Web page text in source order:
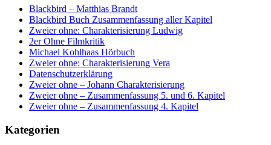
Blackbird – Matthias Brandt
Blackbird Buch Zusammenfassung aller Kapitel
Zweier ohne: Charakterisierung Ludwig
2er Ohne Filmkritik
Michael Kohlhaas Hörbuch
Zweier ohne: Charakterisierung Vera
Datenschutzerklärung
Zweier ohne – Johann Charakterisierung
Zweier ohne – Zusammenfassung 5. und 6. Kapitel
Zweier ohne – Zusammenfassung 4. Kapitel
Kategorien